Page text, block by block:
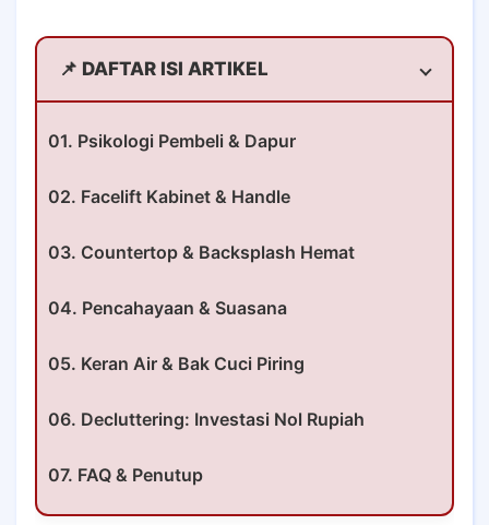
📌 DAFTAR ISI ARTIKEL
01. Psikologi Pembeli & Dapur
02. Facelift Kabinet & Handle
03. Countertop & Backsplash Hemat
04. Pencahayaan & Suasana
05. Keran Air & Bak Cuci Piring
06. Decluttering: Investasi Nol Rupiah
07. FAQ & Penutup